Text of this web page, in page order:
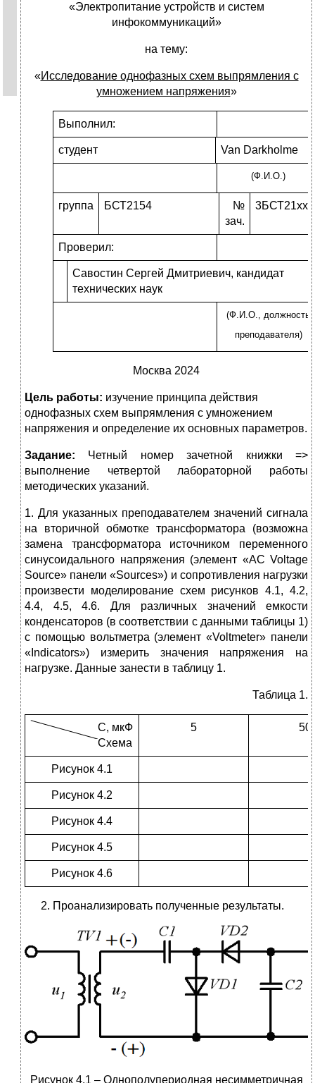
«Электропитание устройств и систем
инфокоммуникаций»
на тему:
«Исследование однофазных схем выпрямления с
умножением напряжения»
Выполнил:
студент Van Darkholme
(Ф.И.О.)
группа БСТ2154
№
зач.
3БСТ21xxx
Проверил:
Савостин Сергей Дмитриевич, кандидат
технических наук
(Ф.И.О., должность
преподавателя)
Москва 2024
Цель работы: изучение принципа действия
однофазных схем выпрямления с умножением
напряжения и определение их основных параметров.
Задание: Четный номер зачетной книжки =>
выполнение четвертой лабораторной работы
методических указаний.
1. Для указанных преподавателем значений сигнала
на вторичной обмотке трансформатора (возможна
замена трансформатора источником переменного
синусоидального напряжения (элемент «AC Voltage
Source» панели «Sources») и сопротивления нагрузки
произвести моделирование схем рисунков 4.1, 4.2,
4.4, 4.5, 4.6. Для различных значений емкости
конденсаторов (в соответствии с данными таблицы 1)
с помощью вольтметра (элемент «Voltmeter» панели
«Indicators») измерить значения напряжения на
нагрузке. Данные занести в таблицу 1.
Таблица 1.
С, мкФ
Схема
5 50
Рисунок 4.1
Рисунок 4.2
Рисунок 4.4
Рисунок 4.5
Рисунок 4.6
Проанализировать полученные результаты.
Рисунок 4.1 – Однополупериодная несимметричная